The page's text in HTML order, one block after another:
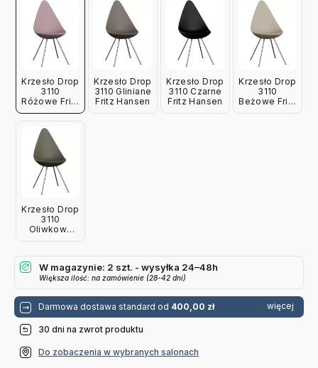
Krzesło Drop
3110
Różowe Fritz
Hansen
Krzesło Drop
3110 Gliniane
Fritz Hansen
Krzesło Drop
3110 Czarne
Fritz Hansen
Krzesło Drop
3110
Beżowe Fritz
Krzesło Drop
3110
Oliwkowa
W magazynie: 2 szt. - wysyłka 24–48h
Większa ilość: na zamówienie (28-42 dni)
Darmowa dostawa standard od 400,00 zł więcej
30 dni na zwrot produktu
Do zobaczenia w wybranych salonach